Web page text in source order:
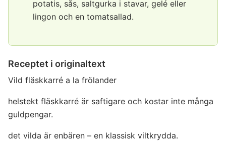
potatis, sås, saltgurka i stavar, gelé eller
lingon och en tomatsallad.
Receptet i originaltext
Vild fläskkarré a la frölander
helstekt fläskkarré är saftigare och kostar inte många
guldpengar.
det vilda är enbären – en klassisk viltkrydda.